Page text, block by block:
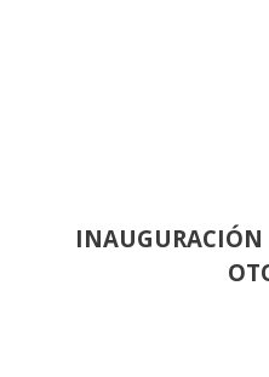
INAUGURACIÓN